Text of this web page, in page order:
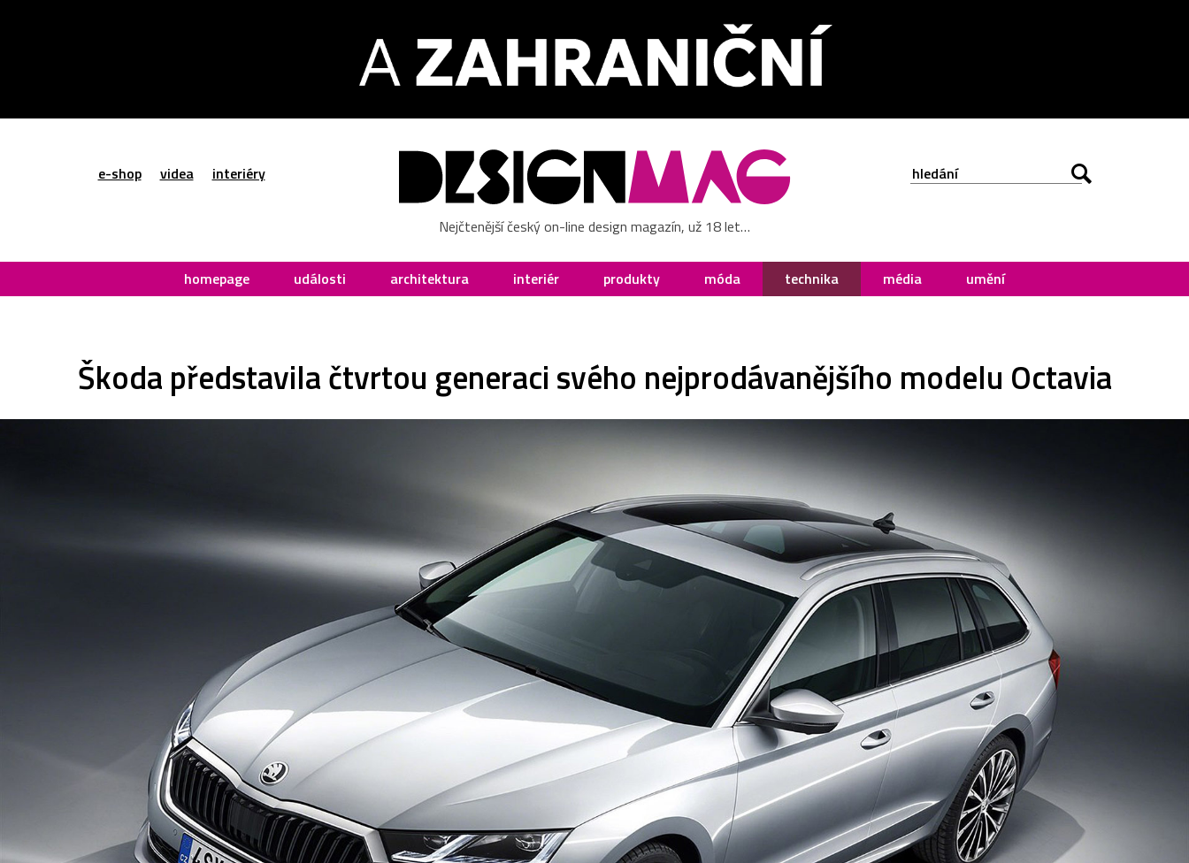
e-shop videa interiéry
Nejčtenější český on-line design magazín, už 18 let…
homepage události architektura interiér produkty móda technika média umění
Škoda představila čtvrtou generaci svého nejprodávanějšího modelu Octavia